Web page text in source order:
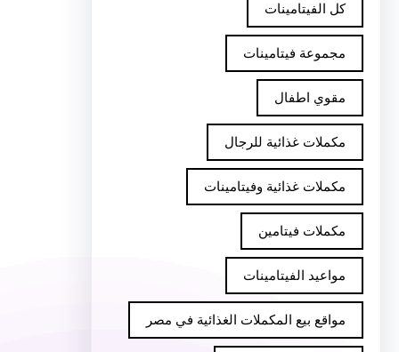
كل الفيتامينات
مجموعة فيتامينات
مقوي اطفال
مكملات غذائية للرجال
مكملات غذائية وفيتامينات
مكملات فيتامين
مواعيد الفيتامينات
مواقع بيع المكملات الغذائية في مصر